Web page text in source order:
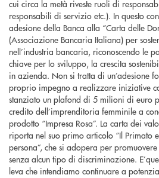
cui circa la metà riveste ruoli di
responsabili di servizio etc.). In questo
adesione della Banca alla “Carta delle
(Associazione Bancaria Italiana) per
nell’industria bancaria, riconoscendo le
chiave per lo sviluppo, la crescita
in azienda. Non si tratta di un’adesione
proprio impegno a realizzare iniziative
stanziato un plafond di 5 milioni di euro
credito dell’imprenditoria femminile a
prodotto “Impresa Rosa”. La carta dei
riporta nel suo primo articolo “Il Primato
persona”, che si adopera per
senza alcun tipo di discriminazione.
leva che intendiamo continuare a